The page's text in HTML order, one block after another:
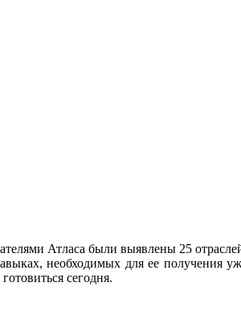
Атласа были выявлены 25
необходимых для ее получения
сегодня.